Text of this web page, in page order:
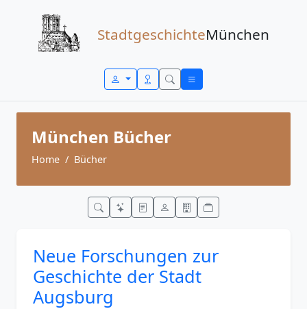
StadtgeschichteMünchen
München Bücher
Home Bücher
Neue Forschungen zur
Geschichte der Stadt
Augsburg